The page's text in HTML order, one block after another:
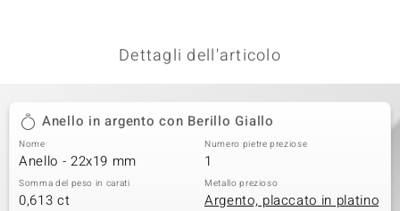
Dettagli dell'articolo
Anello in argento con Berillo Giallo
Nome
Anello - 22x19 mm
Numero pietre preziose
1
Somma del peso in carati
0,613 ct
Metallo prezioso
Argento, placcato in platino